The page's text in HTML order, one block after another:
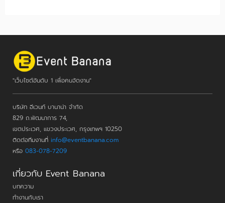
"เว็บไซต์อันดับ 1 เพื่อคนจัดงาน"
บริษัท อีเวนท์ บานาน่า จำกัด
829 ถ.พัฒนาการ 74,
เขตประเวศ, แขวงประเวศ, กรุงเทพฯ 10250
ติดต่อทีมงานที่ info@eventbanana.com
หรือ 083-078-7209
เกี่ยวกับ Event Banana
บทความ
ทำงานกับเรา